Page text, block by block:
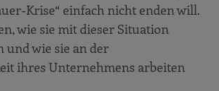
Krise“ einfach nicht enden will.
wie sie mit dieser Situation
und wie sie an der
ihres Unternehmens arbeiten